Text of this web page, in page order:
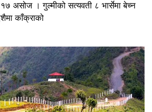
१७ असोज । गुल्मीको सत्यवती ८ भार्सेमा बेच्न
काँक्राको